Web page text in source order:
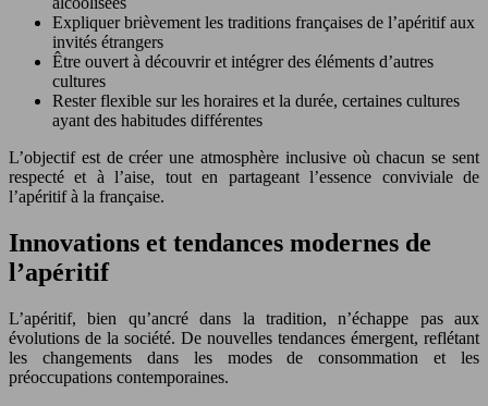
Expliquer brièvement les traditions françaises de l’apéritif aux
invités étrangers
Être ouvert à découvrir et intégrer des éléments d’autres
cultures
Rester flexible sur les horaires et la durée, certaines cultures
ayant des habitudes différentes
L’objectif est de créer une atmosphère inclusive où chacun se sent
respecté et à l’aise, tout en partageant l’essence conviviale de
l’apéritif à la française.
Innovations et tendances modernes de
l’apéritif
L’apéritif, bien qu’ancré dans la tradition, n’échappe pas aux
évolutions de la société. De nouvelles tendances émergent, reflétant
les changements dans les modes de consommation et les
préoccupations contemporaines.